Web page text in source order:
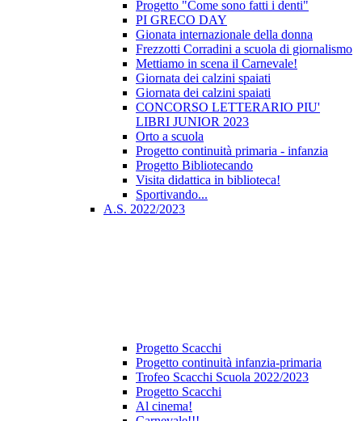
Progetto "Come sono fatti i denti"
PI GRECO DAY
Gionata internazionale della donna
Frezzotti Corradini a scuola di giornalismo
Mettiamo in scena il Carnevale!
Giornata dei calzini spaiati
Giornata dei calzini spaiati
CONCORSO LETTERARIO PIU'
LIBRI JUNIOR 2023
Orto a scuola
Progetto continuità primaria - infanzia
Progetto Bibliotecando
Visita didattica in biblioteca!
Sportivando...
A.S. 2022/2023
Progetto Scacchi
Progetto continuità infanzia-primaria
Trofeo Scacchi Scuola 2022/2023
Progetto Scacchi
Al cinema!